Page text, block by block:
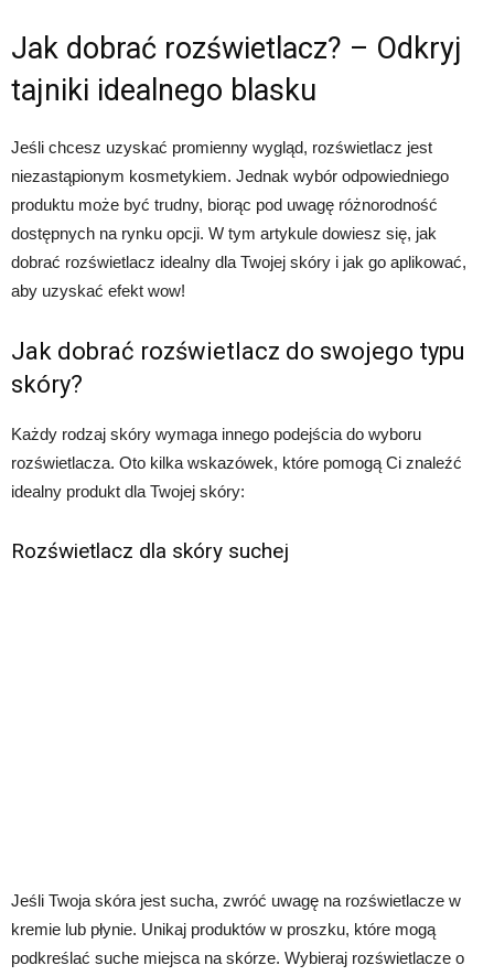
Jak dobrać rozświetlacz? – Odkryj
tajniki idealnego blasku
Jeśli chcesz uzyskać promienny wygląd, rozświetlacz jest
niezastąpionym kosmetykiem. Jednak wybór odpowiedniego
produktu może być trudny, biorąc pod uwagę różnorodność
dostępnych na rynku opcji. W tym artykule dowiesz się, jak
dobrać rozświetlacz idealny dla Twojej skóry i jak go aplikować,
aby uzyskać efekt wow!
Jak dobrać rozświetlacz do swojego typu
skóry?
Każdy rodzaj skóry wymaga innego podejścia do wyboru
rozświetlacza. Oto kilka wskazówek, które pomogą Ci znaleźć
idealny produkt dla Twojej skóry:
Rozświetlacz dla skóry suchej
Jeśli Twoja skóra jest sucha, zwróć uwagę na rozświetlacze w
kremie lub płynie. Unikaj produktów w proszku, które mogą
podkreślać suche miejsca na skórze. Wybieraj rozświetlacze o